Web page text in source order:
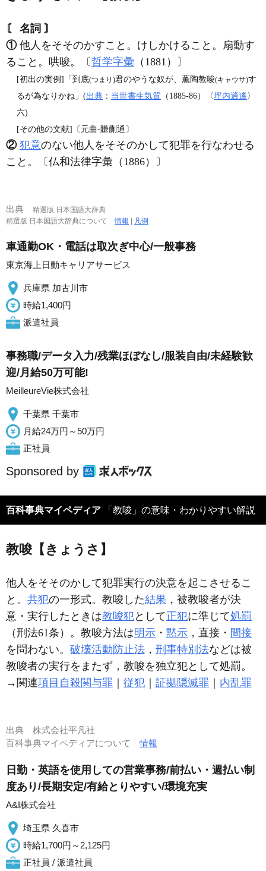
〘 名詞 〙
①他人をそそのかすこと。けしかけること。扇動す
ること。哄唆。〔哲学字彙 （1881）〕
[初出の実例]「到底(つまり)君のやうな奴が、薫陶教唆(キャウサ)す
るが為なりかね」(出典 ： 当世書生気質 （1885‐86）〈坪内逍遙〉
六)
[その他の文献]〔元曲‐賺蒯通〕
② 犯意のない他人をそそのかして犯罪を行なわせる
こと。〔仏和法律字彙（1886）〕
出典
精選版 日本国語大辞典
精選版 日本国語大辞典について情報 | 凡例
車通勤OK・電話は取次ぎ中心/一般事務
東京海上日動キャリアサービス
兵庫県 加古川市
時給1,400円
派遣社員
事務職/データ入力/残業ほぼなし/服装自由/未経験歓
迎/月給50万可能!
MeilleureVie株式会社
千葉県 千葉市
月給24万円～50万円
正社員
Sponsored by
百科事典マイペディア 「教唆」の意味・わかりやすい解説
教唆【きょうさ】
他人をそそのかして犯罪実行の決意を起こさせるこ
と。 共犯の一形式。教唆した結果 ，被教唆者が決
意・実行したときは教唆犯として正犯に準じて処罰
（刑法61条）。教唆方法は明示 ・ 黙示 ，直接・ 間接
を問わない。 破壊活動防止法 ， 刑事特別法などは被
教唆者の実行をまたず，教唆を独立犯として処罰。
→関連項目 自殺関与罪 従犯 証拠隠滅罪 内乱罪
出典 株式会社平凡社
百科事典マイペディアについて情報
日勤・英語を使用しての営業事務/前払い・週払い制
度あり/長期安定/有給とりやすい/環境充実
A&I株式会社
埼玉県 久喜市
時給1,700円～2,125円
正社員 / 派遣社員